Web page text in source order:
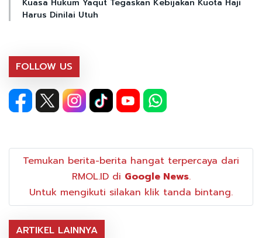
Kuasa Hukum Yaqut Tegaskan Kebijakan Kuota Haji
Harus Dinilai Utuh
FOLLOW US
Temukan berita-berita hangat terpercaya dari
RMOL.ID di Google News.
Untuk mengikuti silakan klik tanda bintang.
ARTIKEL LAINNYA